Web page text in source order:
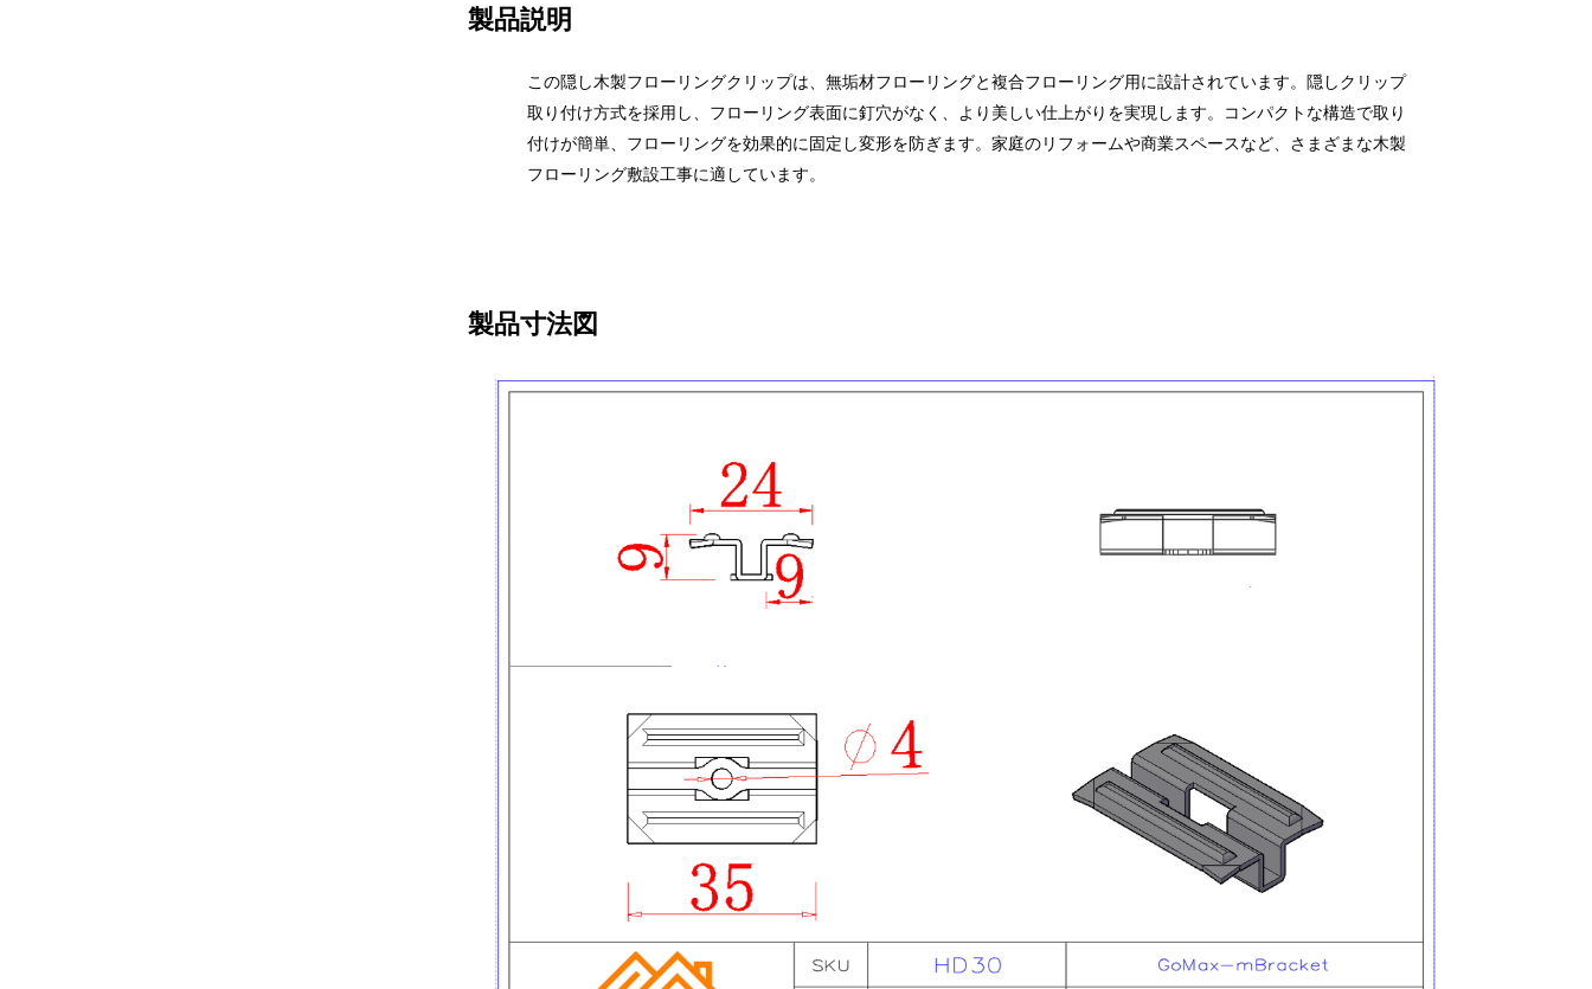
製品説明
この隠し木製フローリングクリップは、無垢材フローリングと複合フローリング用に設計されています。隠しクリップ
取り付け方式を採用し、フローリング表面に釘穴がなく、より美しい仕上がりを実現します。コンパクトな構造で取り
付けが簡単、フローリングを効果的に固定し変形を防ぎます。家庭のリフォームや商業スペースなど、さまざまな木製
フローリング敷設工事に適しています。
製品寸法図